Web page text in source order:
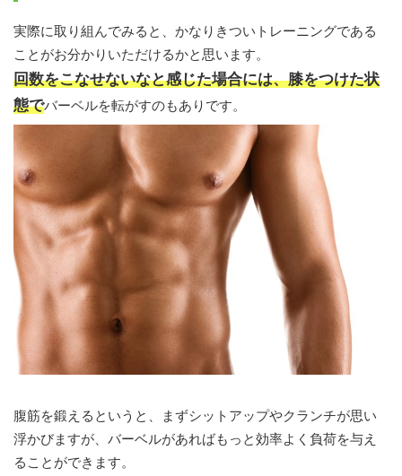
実際に取り組んでみると、かなりきついトレーニングである
ことがお分かりいただけるかと思います。
回数をこなせないなと感じた場合には、膝をつけた状
態でバーベルを転がすのもありです。
腹筋を鍛えるというと、まずシットアップやクランチが思い
浮かびますが、バーベルがあればもっと効率よく負荷を与え
ることができます。